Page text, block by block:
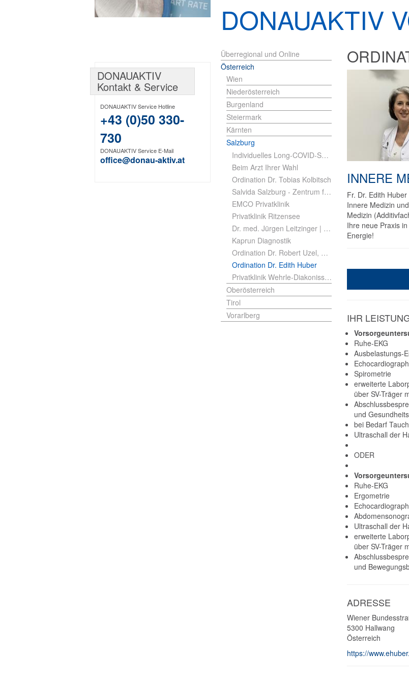
DONAUAKTIV
Überregional und Online
Österreich
Wien
Niederösterreich
Burgenland
Steiermark
Kärnten
Salzburg
Individuelles Long-COVID-Screening
Beim Arzt Ihrer Wahl
Ordination Dr. Tobias Kolbitsch
Salvida Salzburg - Zentrum für Gesundheit
EMCO Privatklinik
Privatklinik Ritzensee
Dr. med. Jürgen Leitzinger | FA für Innere Medizin
Kaprun Diagnostik
Ordination Dr. Robert Uzel, PhD MSc
Ordination Dr. Edith Huber
Privatklinik Wehrle-Diakonissen
Oberösterreich
Tirol
Vorarlberg
INNERE
Fr. Dr. Edith
Innere Medizin
Medizin
Ihre neue Praxis
Energie!
IHR
Ruhe-EKG
Ausbelastungs-
Spirometrie
erweiterte
über SV-Träger
und
bei Bedarf
Ultraschall der
ODER
Ruhe-EKG
Ergometrie
Ultraschall der
erweiterte
über SV-Träger
und
ADRESSE
Wiener
5300 Hallwang
Österreich
https://
DONAUAKTIV
Kontakt & Service
DONAUAKTIV Service Hotline
+43 (0)50 330-
730
DONAUAKTIV Service E-Mail
office@donau-aktiv.at